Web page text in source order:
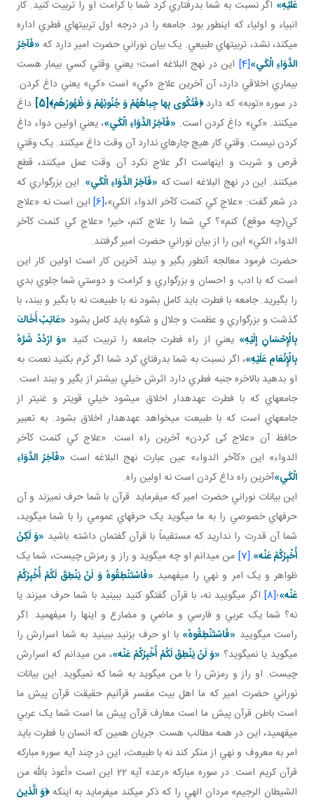
عَلَيْهِ» اگر نسبت به شما بدرفتاري کرد شما با کرامت او را تربيت کنيد. کار
انبياء و اولياء که اين طور بود. جامعه را در درجه اول تربيت هاي فطري اداره
مي کند، نشد، تربيت هاي طبيعي. يک بيان نوراني حضرت امير دارد که «فَآخِرُ
الدَّوَاءِ الْكَي‏»[4]
اين در نهج البلاغه است؛ يعني وقتي کسي بيمار هست
بيماري اخلاقي دارد، آن آخرين علاج «کي» است «کي» يعني داغ کردن.
در سوره «توبه» که دارد﴿فَتُكْوى‏ بِها جِباهُهُمْ وَ جُنُوبُهُمْ وَ ظُهُورُهُم‏﴾[5]
داغ
مي کنند. «کي» داغ کردن است. «فَآخِرُ الدَّوَاءِ الْكَي‏»، يعني اولين دواء داغ
کردن نيست. وقتي کار هيچ چاره اي ندارد آن وقت داغ مي کنند. يک وقتي
قرص و شربت و اينهاست اگر علاج نکرد آن وقت عمل مي کنند، قطع
مي کنند. اين در نهج البلاغه است که «فَآخِرُ الدَّوَاءِ الْكَي‏». اين بزرگواري که
در شعر گفت: «علاجِ کي کنمت کآخر الدواء الکي»،[6] اين است نه «علاج
کي(چه موقع) کنم»؟ کي شما را علاج کنم، خير! «علاجِ کي کنمت کآخر
الدواء الکي» اين را از بيان نوراني حضرت امير گرفتند.
حضرت فرمود معالجه آن طور بگير و ببند آخرين کار است اولين کار اين
است که با ادب و احسان و بزرگواري و کرامت و دوستي شما جلوي بدي
را بگيريد. جامعه با فطرت بايد کامل بشود نه با طبيعت نه با بگير و ببند، با
گذشت و بزرگواري و عظمت و جلال و شکوه بايد کامل بشود «عَاتِبْ أَخَاكَ
بِالْإِحْسَانِ إِلَيْهِ» يعني از راه فطرت جامعه را تربيت کنيد «وَ ارْدُدْ شَرَّهُ
بِالْإِنْعَامِ عَلَيْهِ»، اگر نسبت به شما بدرفتاي کرد شما اگر کَرم بکنيد نعمت به
او بدهيد بالاخره جنبه فطري دارد اثرش خيلي بيشتر از بگير و ببند است.
جامعه اي که با فطرت عهده دار اخلاق مي شود خيلي قوي تر و غني تر از
جامعه اي است که با طبيعت مي خواهد عهده دار اخلاق بشود. به تعبير
حافظ آن «علاج کی کردن» آخرين راه است. «علاج کي کنمت کآخر
الدواء» اين «کآخر الدواء» عين عبارت نهج البلاغه است «فَآخِرُ الدَّوَاءِ
الْكَي‏»آخرين راه داغ کردن است نه اولين راه.
اين بيانات نوراني حضرت امير که مي فرمايد قرآن با شما حرف نمي زند و آن
حرف هاي خصوصي را به ما مي گويد يک حرف هاي عمومي را با شما مي گويد،
شما آن قدرت را نداريد که مستقيماً با قرآن گفتمان داشته باشيد «وَ لَكِنْ
أُخْبِرُكُمْ عَنْه‏».
[7]
من مي دانم او چه مي گويد و راز و رمزش چيست، شما يک
ظواهر و يک امر و نهي را مي فهميد «فَاسْتَنْطِقُوهُ وَ لَنْ يَنْطِقَ لَكُمْ أُخْبِرُكُمْ
عَنْه‏»؛[8]
اگر مي گوييد نه، با قرآن گفتگو کنيد ببينيد با شما حرف مي زند يا
نه؟ شما يک عربي و فارسي و ماضي و مضارع و اينها را مي فهميد. اگر
راست مي گوييد «فَاسْتَنْطِقُوهُ» با او حرف بزنيد ببينيد به شما اسرارش را
مي گويد يا نمي گويد؟ «وَ لَنْ يَنْطِقَ لَكُمْ أُخْبِرُكُمْ عَنْه‏»، من مي دانم که اسرارش
چيست. او راز و رمزش را با من مي گويد به شما که نمي گويد. اين بيانات
نوراني حضرت امير که ما اهل بيت مفسر قرآنيم حقيقت قرآن پيش ما
است باطن قرآن پيش ما است معارف قرآن پيش ما است شما يک عربي
مي فهميد، اين در همه مطالب هست. جريان همين که انسان با فطرت بايد
امر به معروف و نهي از منکر کند نه با طبيعت، اين در چند آيه سوره مبارکه
قرآن کريم است. در سوره مبارکه «رعد» آيه 22 اين است «أعوذ بالله من
الشيطان الرجيم» مردان الهي را که ذکر مي کند مي فرمايد به اينکه﴿وَ الَّذينَ